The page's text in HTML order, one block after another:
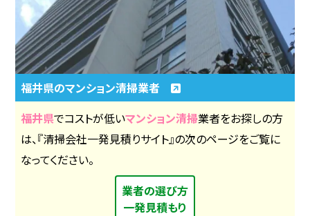
福井県のマンション清掃業者
福井県でコストが低いマンション清掃業者をお探しの方
は、『清掃会社一発見積りサイト』の次のページをご覧に
なってください。
業者の選び方
一発見積もり